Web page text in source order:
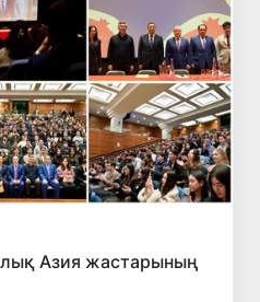
Азия жастарының